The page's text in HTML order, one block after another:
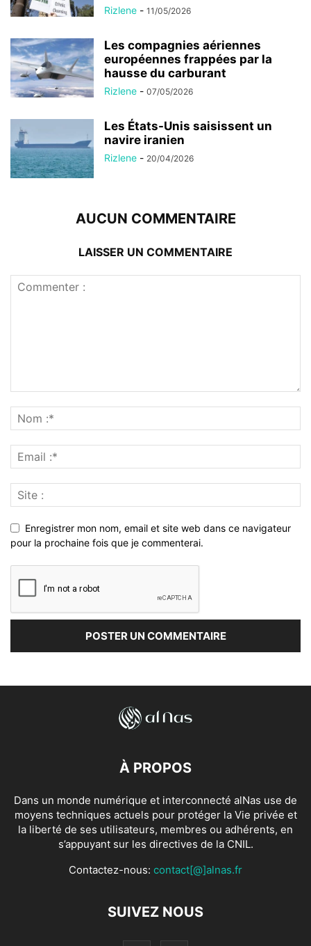
Rizlene - 11/05/2026
Les compagnies aériennes
européennes frappées par la
hausse du carburant
Rizlene - 07/05/2026
Les États-Unis saisissent un
navire iranien
Rizlene - 20/04/2026
AUCUN COMMENTAIRE
LAISSER UN COMMENTAIRE
Enregistrer mon nom, email et site web dans ce navigateur
pour la prochaine fois que je commenterai.
À PROPOS
Dans un monde numérique et interconnecté alNas use de
moyens techniques actuels pour protéger la Vie privée et
la liberté de ses utilisateurs, membres ou adhérents, en
s’appuyant sur les directives de la CNIL.
Contactez-nous: contact[@]alnas.fr
SUIVEZ NOUS